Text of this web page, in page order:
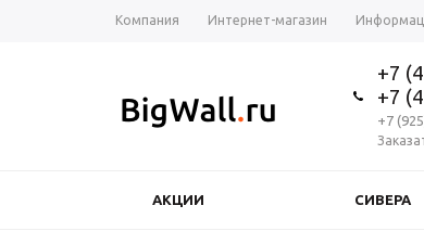
Компания Интернет-магазин
+7
+7
+7
АКЦИИ СИВЕРА